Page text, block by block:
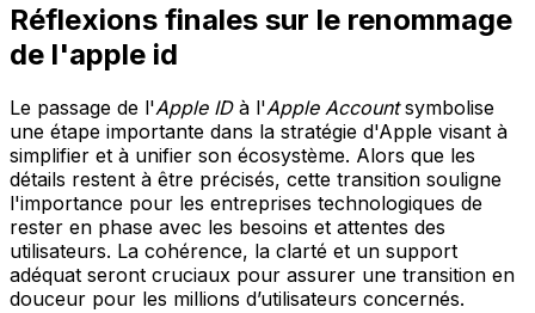
Réflexions finales sur le renommage
de l'apple id
Le passage de l'Apple IDà l'Apple Accountsymbolise
une étape importante dans la stratégie d'Apple visant à
simplifier et à unifier son écosystème. Alors que les
détails restent à être précisés, cette transition souligne
l'importance pour les entreprises technologiques de
rester en phase avec les besoins et attentes des
utilisateurs. La cohérence, la clarté et un support
adéquat seront cruciaux pour assurer une transition en
douceur pour les millions d’utilisateurs concernés.